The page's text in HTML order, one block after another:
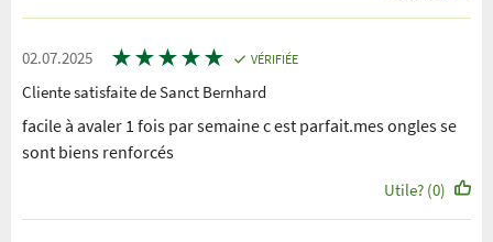
02.07.2025 ★★★★★ VÉRIFIÉE
Cliente satisfaite de Sanct Bernhard
facile à avaler 1 fois par semaine c est parfait.mes ongles se
sont biens renforcés
Utile? (0)